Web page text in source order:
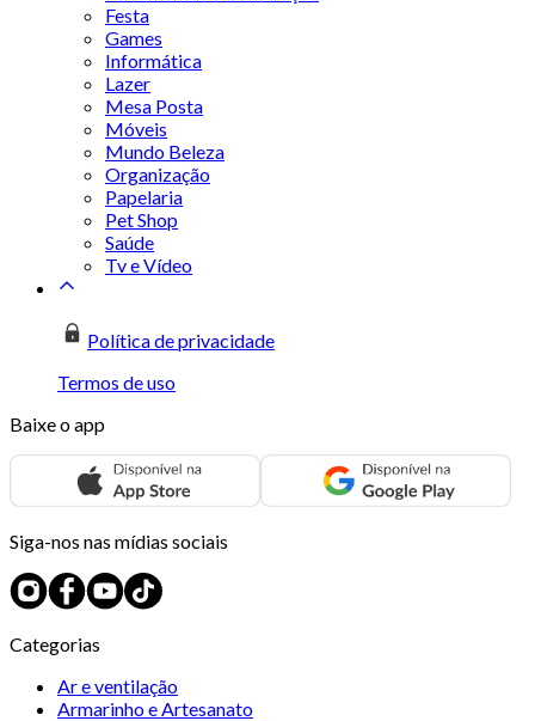
Festa
Games
Informática
Lazer
Mesa Posta
Móveis
Mundo Beleza
Organização
Papelaria
Pet Shop
Saúde
Tv e Vídeo
Política de privacidade
Termos de uso
Baixe o app
Siga-nos nas mídias sociais
Categorias
Ar e ventilação
Armarinho e Artesanato